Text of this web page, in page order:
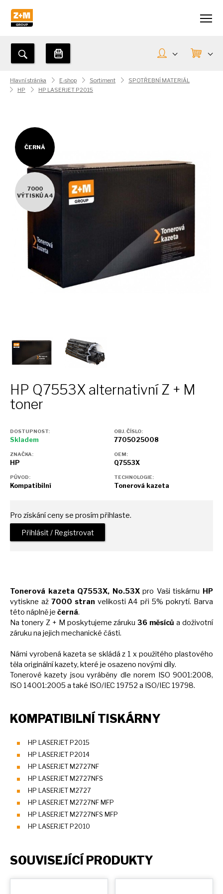
Hlavní stránka E-shop Sortiment
SPOTŘEBNÍ MATERIÁL
HP
HP LASERJET P2015
ČERNÁ
7000
VÝTISKŮ A4
HP Q7553X alternativníZ + M
toner
DOSTUPNOST:
Skladem
OBJ. ČÍSLO:
7705025008
ZNAČKA:
HP
OEM:
Q7553X
PŮVOD:
Kompatibilní
TECHNOLOGIE:
Tonerová kazeta
Pro získání ceny se prosím přihlaste.
Přihlásit / Registrovat
Tonerová kazeta Q7553X, No.53Xpro Vaši tiskárnu HP
vytiskne až 7000 stran velikostiA4při 5% pokrytí. Barva
této náplněje černá.
Na tonery Z + M poskytujeme záruku36 měsíců adoživotní
záruku na jejich mechanické části.
Námi vyrobená kazeta se skládá z 1xpoužitého plastového
těla originální kazety, které je osazeno novými díly.
Tonerové kazety jsou vyráběny dle norem ISO 9001:2008,
ISO 14001:2005 a také ISO/IEC 19752 a ISO/IEC 19798.
KOMPATIBILNÍ TISKÁRNY
HP LASERJET P2015
HP LASERJET P2014
HP LASERJET M2727NF
HP LASERJET M2727NFS
HP LASERJET M2727
HP LASERJET M2727NF MFP
HP LASERJET M2727NFS MFP
HP LASERJET P2010
SOUVISEJÍCÍ PRODUKTY